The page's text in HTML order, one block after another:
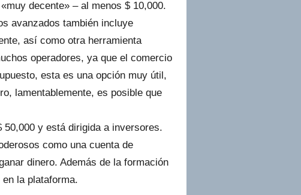
decente» – al menos $ 10,000.
avanzados también incluye
así como otra herramienta
operadores, ya que el comercio
esta es una opción muy útil,
lamentablemente, es posible que
y está dirigida a inversores.
como una cuenta de
dinero. Además de la formación
la plataforma.